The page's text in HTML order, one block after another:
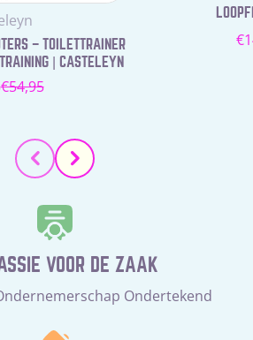
– TOILETTRAINER
| CASTELEYN
Verkoopprijs
Normale
€54,95
VOOR DE ZAAK
Ondertekend